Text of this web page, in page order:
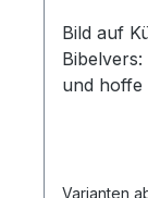
Bild auf
Bibelvers:
und
Varianten